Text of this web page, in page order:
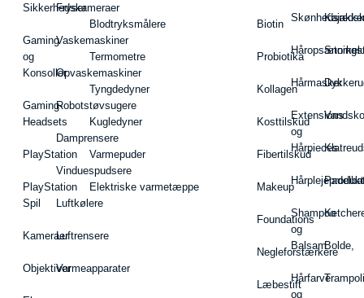
Sikkerhedskameraer
Gaming
og
Konsoller
Gaming-
Headsets
PlayStation
PlayStation
Spil
Kameraer
Objektiver
Fryser
Vaskemaskiner
Opvaskemaskiner
Robotstøvsugere
Damprensere
Vinduespudsere
Luftkølere
Luftrensere
Varmeapparater
Blodtryksmålere
Termometre
Tyngdedyner
Kugledyner
Varmepuder
Elektriske varmetæppe
Biotin
Probiotika
Kollagen
Kosttilskud
Fibertilskud
Makeup
Foundations
Negleforstærkere
Læbestift
Hårmasker
Extensions
og
Hårpieces
Shampoo
og
Balsam
Hårfarve
og
Vandsko
Bolde,